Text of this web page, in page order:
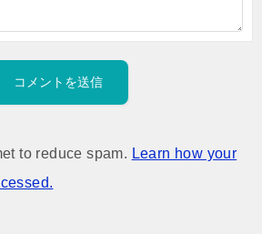
to reduce spam. Learn how your